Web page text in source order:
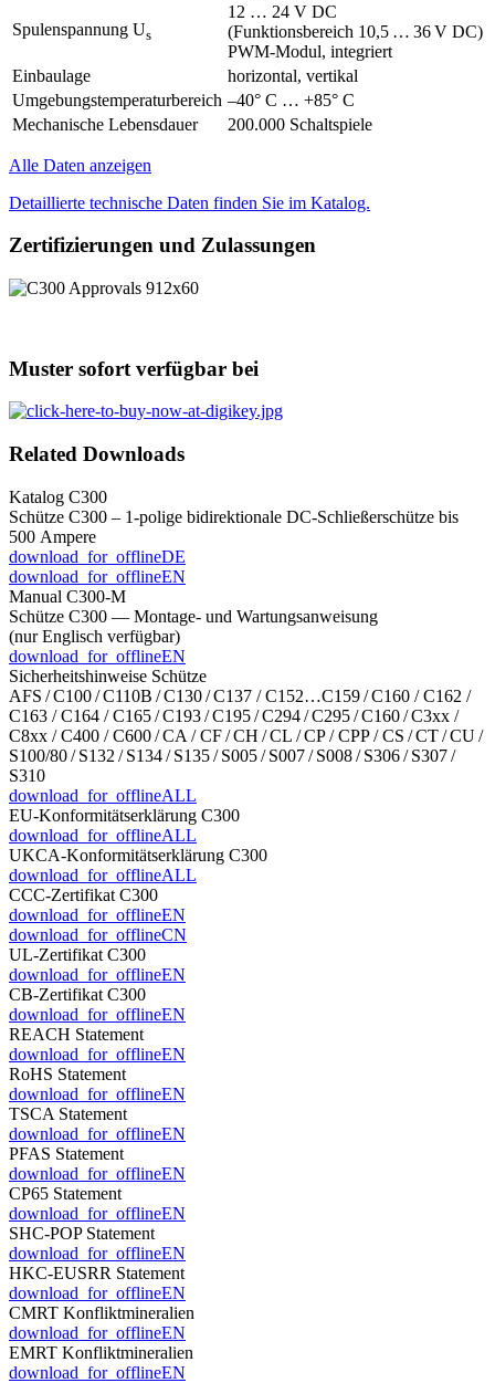
Spulenspannung Us
12 … 24 V DC
(Funktionsbereich 10,5 … 36 V DC)
PWM-Modul, integriert
Einbaulage
horizontal, vertikal
Umgebungstemperaturbereich –40° C … +85° C
Mechanische Lebensdauer
200.000 Schaltspiele
Alle Daten anzeigen
Detaillierte technische Daten finden Sie im Katalog.
Zertifizierungen und Zulassungen
Muster sofort verfügbar bei
Related Downloads
Katalog C300
Schütze C300 – 1-polige bidirektionale DC-Schließerschütze bis
500 Ampere
download_for_offlineDE
download_for_offlineEN
Manual C300-M
Schütze C300 — Montage- und Wartungs­anweisung
(nur Englisch verfügbar)
download_for_offlineEN
Sicherheitshinweise Schütze
AFS / C100 / C110B / C130 / C137 / C152…C159 / C160 / C162 /
C163 / C164 / C165 / C193 / C195 / C294 / C295 / C160 / C3xx /
C8xx / C400 / C600 / CA / CF / CH / CL / CP / CPP / CS / CT / CU /
S100/80 / S132 / S134 / S135 / S005 / S007 / S008 / S306 / S307 /
S310
download_for_offlineALL
EU-Konformitätserklärung C300
download_for_offlineALL
UKCA-Konformitätserklärung C300
download_for_offlineALL
CCC-Zertifikat C300
download_for_offlineEN
download_for_offlineCN
UL-Zertifikat C300
download_for_offlineEN
CB-Zertifikat C300
download_for_offlineEN
REACH Statement
download_for_offlineEN
RoHS Statement
download_for_offlineEN
TSCA Statement
download_for_offlineEN
PFAS Statement
download_for_offlineEN
CP65 Statement
download_for_offlineEN
SHC-POP Statement
download_for_offlineEN
HKC-EUSRR Statement
download_for_offlineEN
CMRT Konfliktmineralien
download_for_offlineEN
EMRT Konfliktmineralien
download_for_offlineEN